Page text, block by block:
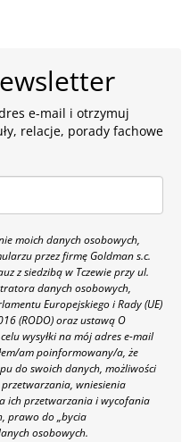
e-mail i otrzymuj
relacje, porady fachowe
moich danych osobowych,
przez firmę Goldman s.c.
z siedzibą w Tczewie przy ul.
danych osobowych,
Europejskiego i Rady (UE)
(RODO) oraz ustawą O
wysyłki na mój adres e-mail
am poinformowany/a, że
do swoich danych, możliwości
wniesienia
ich przetwarzania i wycofania
prawo do „bycia
osobowych.